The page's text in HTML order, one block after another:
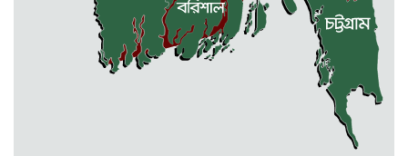
কেন্দুয়ায় ফাইভ ব্রাদার্স সোশাল
ওয়েলফেয়ার এসোসিয়েশনের উদ্যোগে
মোহনগঞ্জ উপজেলা স্বাস্থ্য কম্প্লেক্স
কর্মকর্তা ডা. মোমেনুল এর অকাল মৃত্যু